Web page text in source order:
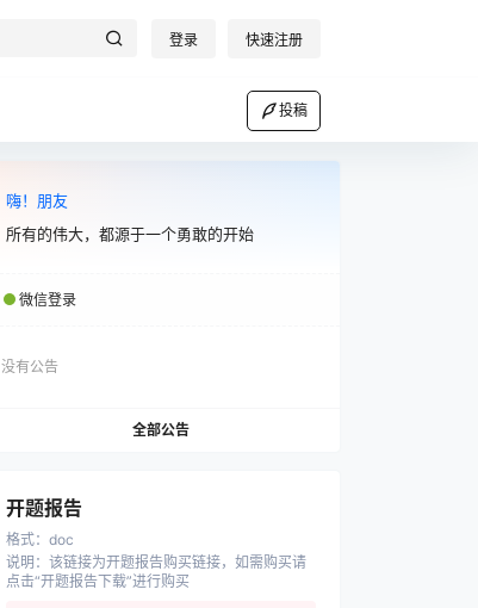
登录 快速注册
投稿
嗨！朋友
所有的伟大，都源于一个勇敢的开始
微信登录
没有公告
全部公告
开题报告
格式： doc
说明 ： 该链接为开题报告购买链接，如需购买请
点击“开题报告下载”进行购买